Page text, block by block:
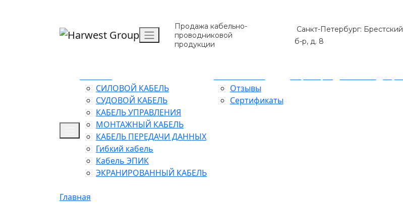
Продажа кабельно-
проводниковой
продукции
Санкт-Петербург: Брестский
б-р, д. 8
СИЛОВОЙ КАБЕЛЬ
СУДОВОЙ КАБЕЛЬ
КАБЕЛЬ УПРАВЛЕНИЯ
МОНТАЖНЫЙ КАБЕЛЬ
КАБЕЛЬ ПЕРЕДАЧИ ДАННЫХ
Гибкий кабель
Кабель ЭПИК
ЭКРАНИРОВАННЫЙ КАБЕЛЬ
Отзывы
Сертификаты
Главная